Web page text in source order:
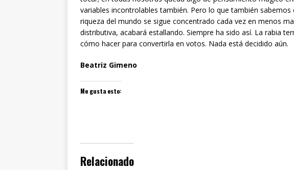
variables incontrolables también. Pero lo que también sabemos
riqueza del mundo se sigue concentrado cada vez en menos
distributiva, acabará estallando. Siempre ha sido así. La rabia
cómo hacer para convertirla en votos. Nada está decidido aún.
Beatriz Gimeno
Me gusta esto:
Relacionado